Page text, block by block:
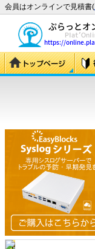
会員はオンラインで見積書(